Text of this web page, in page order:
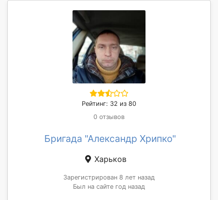
Рейтинг: 32 из 80
0 отзывов
Бригада "Александр Хрипко"
Харьков
Зарегистрирован 8 лет назад
Был на сайте год назад